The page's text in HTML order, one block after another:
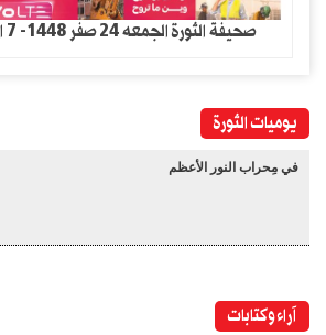
صحيفة الثورة الجمعه 24 صفر 1448- 7 اغسطس 2026
يوميات الثورة
في مِحراب النور الأعظم
آراء وكتابات